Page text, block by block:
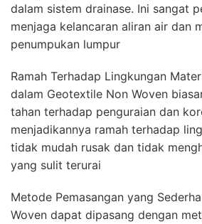
dalam sistem drainase. Ini sangat
menjaga kelancaran aliran air dan
penumpukan lumpur
Ramah Terhadap Lingkungan
dalam Geotextile Non Woven
tahan terhadap penguraian dan
menjadikannya ramah terhadap
tidak mudah rusak dan tidak
yang sulit terurai
Metode Pemasangan yang
Woven dapat dipasang dengan